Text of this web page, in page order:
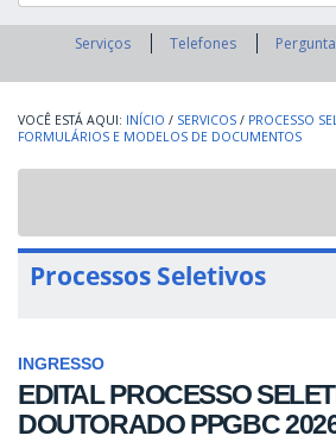
Buscar
Serviços Telefones
INÍCIO / SERVICOS / PROCESSO
FORMULÁRIOS E MODELOS DE DOCUMENTOS
Processos Seletivos
INGRESSO
EDITAL PROCESSO
DOUTORADO PPGBC